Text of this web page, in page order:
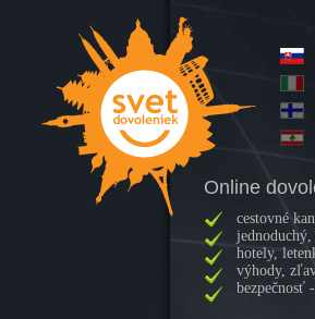
Online
cestovné
hotely,
výhody,
bezpečnosť